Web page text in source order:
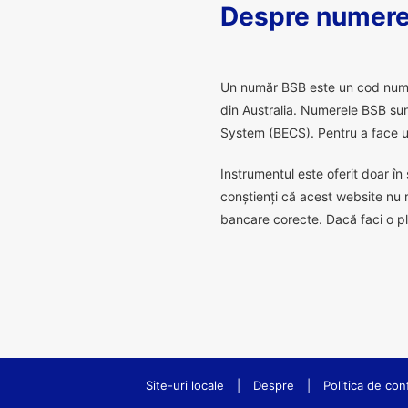
Despre
Un număr BSB este un cod
din Australia. Numerele BSB
System (BECS). Pentru a face
Instrumentul este oferit doar
conștienți că acest website nu
bancare corecte. Dacă faci o
Site-uri locale Despre Politica de